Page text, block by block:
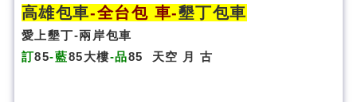
高雄包車-全台包 車-墾丁包車
愛上墾丁-兩岸包車
訂85-藍85大樓-品85 天空 月 古